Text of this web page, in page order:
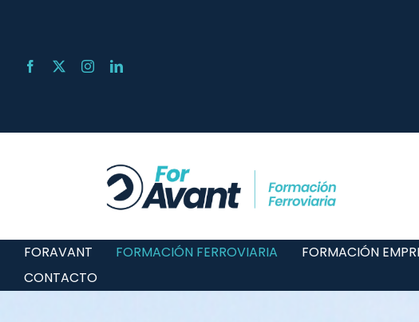
content
FORAVANT FORMACIÓN FERROVIARIA FORMACIÓN
CONTACTO